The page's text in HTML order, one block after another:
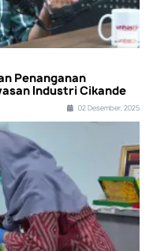
Penanganan
Industri Cikande
02 Desember, 2025